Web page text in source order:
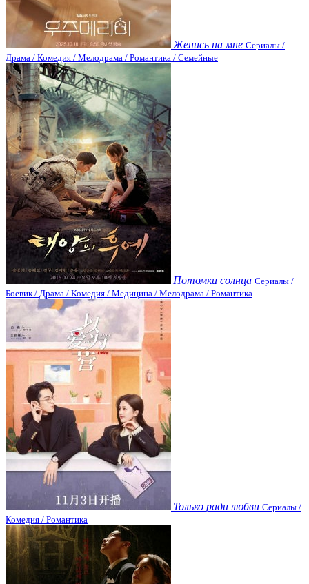
Женись на мне Сериалы /
Драма / Комедия / Мелодрама / Романтика / Семейные
Потомки солнца Сериалы /
Боевик / Драма / Комедия / Медицина / Мелодрама / Романтика
Только ради любви Сериалы /
Комедия / Романтика